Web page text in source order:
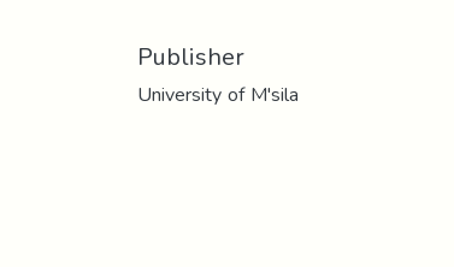
Publisher
University of M'sila